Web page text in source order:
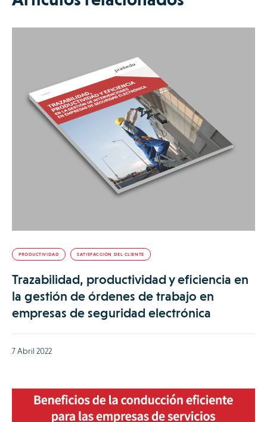
PRODUCTIVIDAD SATISFACCIÓN DEL CLIENTE
Trazabilidad, productividad y eficiencia en
la gestión de órdenes de trabajo en
empresas de seguridad electrónica
7 Abril 2022